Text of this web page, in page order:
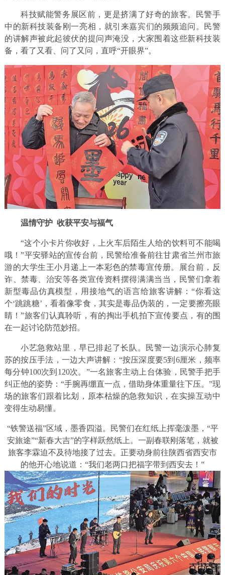
科技赋能警务展区前，更是挤满了好奇的旅客。民警手
中的新科技装备刚一亮相，就引来嘉宾们的频频追问。民警
的讲解声被此起彼伏的提问声淹没，大家围着这些新科技装
备，看了又看、问了又问，直呼“开眼界”。
温情守护 收获平安与福气
“这个小卡片你收好，上火车后陌生人给的饮料可不能喝
哦！”平安驿站的宣传台前，民警给准备前往甘肃省兰州市旅
游的大学生王小月递上一本彩色的禁毒宣传册。展台前，反
诈、禁毒、治安等各类宣传资料摆得满满当当，民警们拿着
新型毒品仿真模型，用接地气的语言给旅客讲解：“你看这
个‘跳跳糖’，看着像零食，其实是毒品伪装的，一定要擦亮眼
睛！”旅客们认真聆听，有的掏出手机拍下宣传要点，有的围
在一起讨论防范妙招。
小艺急救站里，早已排起了长队。民警一边演示心肺复
苏的按压手法，一边大声讲解：“按压深度要5到6厘米，频率
每分钟100次到120次。”一名旅客主动上台体验，民警手把手
纠正他的姿势：“手腕再绷直一点，借助身体重量往下压。”现
场的旅客们跟着比划，原本枯燥的急救知识，在实操互动中
变得生动易懂。
“铁警送福”区域，墨香四溢。民警们在红纸上挥毫泼墨，“平
安旅途”“新春大吉”的字样跃然纸上。一副春联刚落笔，就被
旅客李霖迫不及待地接了过去。正要动身前往陕西省西安市
的他开心地说道：“我们老两口把福字带到西安去！”